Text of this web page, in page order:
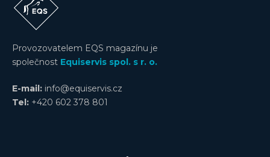
Provozovatelem EQS magazínu je
společnost Equiservis spol. s r. o.
E-mail: info@equiservis.cz
Tel: +420 602 378 801